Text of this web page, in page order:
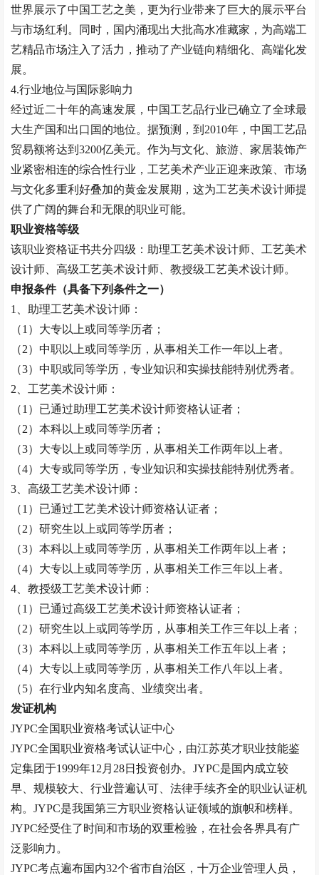
世界展示了中国工艺之美，更为行业带来了巨大的展示平台
与市场红利。同时，国内涌现出大批高水准藏家，为高端工
艺精品市场注入了活力，推动了产业链向精细化、高端化发
展。
4.行业地位与国际影响力
经过近二十年的高速发展，中国工艺品行业已确立了全球最
大生产国和出口国的地位。据预测，到 2010年，中国工艺品
贸易额将达到3200亿美元。作为与文化、旅游、家居装饰产
业紧密相连的综合性行业，工艺美术产业正迎来政策、市场
与文化多重利好叠加的黄金发展期，这为工艺美术设计师提
供了广阔的舞台和无限的职业可能。
职业资格等级
该职业资格证书共分四级：助理工艺美术设计师、工艺美术
设计师、高级工艺美术设计师、教授级工艺美术设计师。
申报条件（具备下列条件之一）
1、助理工艺美术设计师：
（1）大专以上或同等学历者；
（2）中职以上或同等学历，从事相关工作一年以上者。
（3）中职或同等学历，专业知识和实操技能特别优秀者。
2、工艺美术设计师：
（1）已通过助理工艺美术设计师资格认证者；
（2）本科以上或同等学历者；
（3）大专以上或同等学历，从事相关工作两年以上者。
（4）大专或同等学历，专业知识和实操技能特别优秀者。
3、高级工艺美术设计师：
（1）已通过工艺美术设计师资格认证者；
（2）研究生以上或同等学历者；
（3）本科以上或同等学历，从事相关工作两年以上者；
（4）大专以上或同等学历，从事相关工作三年以上者。
4、教授级工艺美术设计师：
（1）已通过高级工艺美术设计师资格认证者；
（2）研究生以上或同等学历，从事相关工作三年以上者；
（3）本科以上或同等学历，从事相关工作五年以上者；
（4）大专以上或同等学历，从事相关工作八年以上者。
（5）在行业内知名度高、业绩突出者。
发证机构
JYPC全国职业资格考试认证中心
JYPC全国职业资格考试认证中心，由江苏英才职业技能鉴
定集团于1999年12月28日投资创办。JYPC是国内成立较
早、规模较大、行业普遍认可、法律手续齐全的职业认证机
构。JYPC是我国第三方职业资格认证领域的旗帜和榜样。
JYPC经受住了时间和市场的双重检验，在社会各界具有广
泛影响力。
JYPC考点遍布国内32个省市自治区，十万企业管理人员，